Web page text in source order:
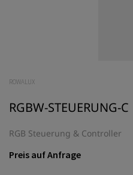
ROWALUX
RGBW-STEUERUNG-C
RGB Steuerung & Controller
Preis auf Anfrage